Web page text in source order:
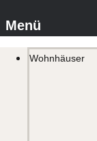
Wohnhäuser